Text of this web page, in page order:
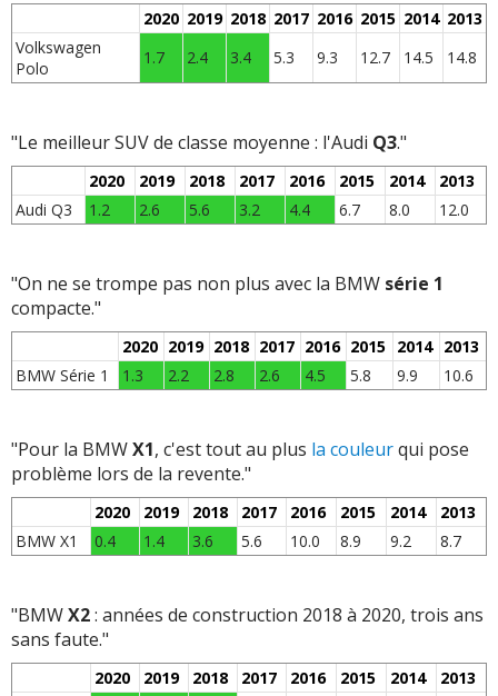
2020 2019 2018 2017 2016 2015 2014 2013
Volkswagen
Polo
1.7 2.4 3.4 5.3 9.3 12.7 14.5 14.8
"Le meilleur SUV de classe moyenne : l'Audi Q3."
2020 2019 2018 2017 2016 2015 2014
2013
Audi Q3
1.2 2.6 5.6 3.2 4.4 6.7 8.0 12.0
"On ne se trompe pas non plus avec la BMW série 1
compacte."
2020 2019 2018 2017 2016 2015 2014 2013
BMW Série 1
1.3 2.2 2.8 2.6 4.5 5.8 9.9 10.6
"Pour la BMWX1, c'est tout au plus la couleurqui pose
problème lors de la revente."
2020 2019 2018 2017 2016 2015 2014
2013
BMW X1
0.4 1.4 3.6 5.6 10.0 8.9 9.2 8.7
"BMWX2: années de construction 2018 à 2020, trois ans
sans faute."
2020 2019 2018 2017 2016 2015 2014
2013